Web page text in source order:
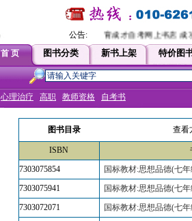
公告:
育成才自考网上书店 成
首 页
图书分类 新书上架 特价图
心理治疗 高职 教师资格 自考书
图书目录 查看
ISBN
7303075854
国标教材:思想品德(七
7303075941
国标教材:思想品德(七
7303072071
国标教材:思想品德(七